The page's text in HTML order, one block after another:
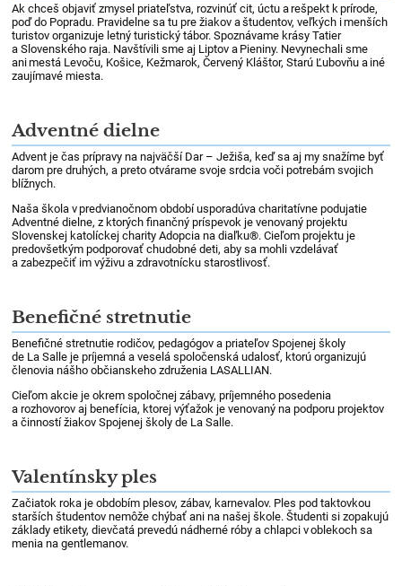
Ak chceš objaviť zmysel priateľstva, rozvinúť cit, úctu a rešpekt k prírode,
poď do Popradu. Pravidelne sa tu pre žiakov a študentov, veľkých i menších
turistov organizuje letný turistický tábor. Spoznávame krásy Tatier
a Slovenského raja. Navštívili sme aj Liptov a Pieniny. Nevynechali sme
ani mestá Levoču, Košice, Kežmarok, Červený Kláštor, Starú Ľubovňu a iné
zaujímavé miesta.
Adventné dielne
Advent je čas prípravy na najväčší Dar – Ježiša, keď sa aj my snažíme byť
darom pre druhých, a preto otvárame svoje srdcia voči potrebám svojich
blížnych.
Naša škola v predvianočnom období usporadúva charitatívne podujatie
Adventné dielne, z ktorých finančný príspevok je venovaný projektu
Slovenskej katolíckej charity Adopcia na diaľku®. Cieľom projektu je
predovšetkým podporovať chudobné deti, aby sa mohli vzdelávať
a zabezpečiť im výživu a zdravotnícku starostlivosť.
Benefičné stretnutie
Benefičné stretnutie rodičov, pedagógov a priateľov Spojenej školy
de La Salle je príjemná a veselá spoločenská udalosť, ktorú organizujú
členovia nášho občianskeho združenia LASALLIAN.
Cieľom akcie je okrem spoločnej zábavy, príjemného posedenia
a rozhovorov aj benefícia, ktorej výťažok je venovaný na podporu projektov
a činností žiakov Spojenej školy de La Salle.
Valentínsky ples
Začiatok roka je obdobím plesov, zábav, karnevalov. Ples pod taktovkou
starších študentov nemôže chýbať ani na našej škole. Študenti si zopakujú
základy etikety, dievčatá prevedú nádherné róby a chlapci v oblekoch sa
menia na gentlemanov.